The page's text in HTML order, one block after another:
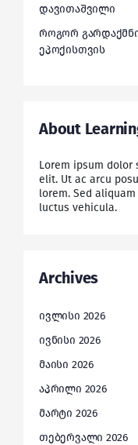
დავითაშვილი
როგორ
ეპოქისთვის
About
Lorem ipsum
elit. Ut ac arcu
lorem. Sed
luctus vehicula.
Archives
ივლისი 2026
ივნისი 2026
მაისი 2026
აპრილი 2026
მარტი 2026
თებერვალი 2026